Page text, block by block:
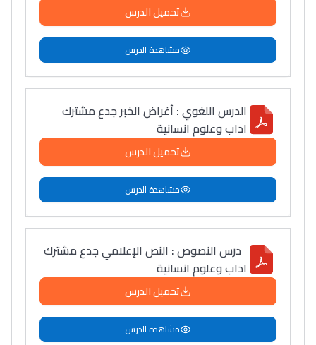
تحميل الدرس
مشاهدة الدرس
الدرس اللغوي : أغراض الخبر جدع مشترك
اداب وعلوم انسانية
تحميل الدرس
مشاهدة الدرس
درس النصوص : النص الإعلامي جدع مشترك
اداب وعلوم انسانية
تحميل الدرس
مشاهدة الدرس